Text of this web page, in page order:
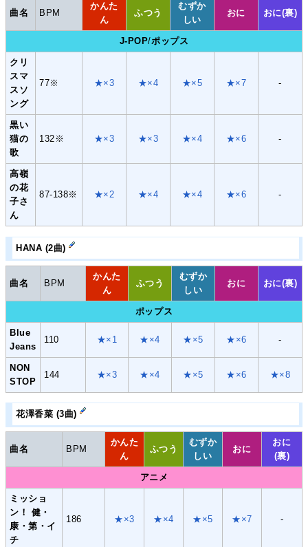
曲名 BPM
かんた
ん
ふつう
むずか
しい
おに おに(裏)
J-POP/ポップス
クリ
スマ
スソ
ング
77※ ★×3 ★×4 ★×5 ★×7 -
黒い
猫の
歌
132※ ★×3 ★×3 ★×4 ★×6 -
高嶺
の花
子さ
ん
87-138※ ★×2 ★×4 ★×4 ★×6 -
HANA (2曲)
曲名 BPM
かんた
ん
ふつう
むずか
しい
おに おに(裏)
ポップス
Blue
Jeans
110 ★×1 ★×4 ★×5 ★×6 -
NON
STOP
144 ★×3 ★×4 ★×5 ★×6 ★×8
花澤香菜 (3曲)
曲名 BPM
かんた
ん
ふつう
むずか
しい
おに
おに
(裏)
アニメ
ミッショ
ン！ 健・
康・第・イ
チ
186 ★×3 ★×4 ★×5 ★×7 -